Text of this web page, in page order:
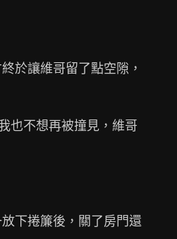
於讓維哥留了點空隙，
也不想再被撞見，維哥
下捲簾後，關了房門還